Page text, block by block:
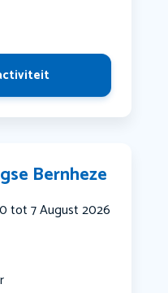
Bernheze
tot 7 August 2026